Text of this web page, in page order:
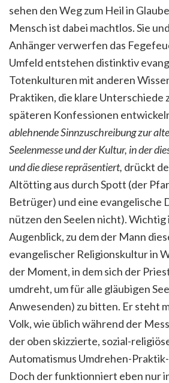
sehen den Weg zum Heil in
Mensch ist dabei machtlos. Sie
Anhänger verwerfen das
Umfeld entstehen distinktiv
Totenkulturen mit anderen
Praktiken, die klare Unterschiede
späteren Konfessionen
ablehnende Sinnzuschreibung zur
Seelenmesse und der Kultur, in der
und die diese repräsentiert, drückt
Altötting aus durch Spott (der
Betrüger) und eine evangelische
nützen den Seelen nicht). Wichtig
Augenblick, zu dem der Mann
evangelischer Religionskultur in
der Moment, in dem sich der
umdreht, um für alle gläubigen
Anwesenden) zu bitten. Er steht
Volk, wie üblich während der
der oben skizzierte, sozial-
Automatismus Umdrehen-
Doch der funktionniert eben nur